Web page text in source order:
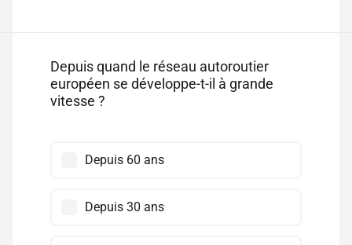
Depuis quand le réseau autoroutier
européen se développe-t-il à grande
vitesse ?
Depuis 60 ans
Depuis 30 ans